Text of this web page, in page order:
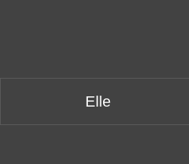
Elle